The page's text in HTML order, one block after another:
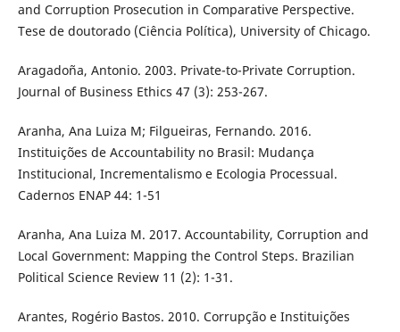
and Corruption Prosecution in Comparative Perspective.
Tese de doutorado (Ciência Política), University of Chicago.
Aragadoña, Antonio. 2003. Private-to-Private Corruption.
Journal of Business Ethics 47 (3): 253-267.
Aranha, Ana Luiza M; Filgueiras, Fernando. 2016.
Instituições de Accountability no Brasil: Mudança
Institucional, Incrementalismo e Ecologia Processual.
Cadernos ENAP 44: 1-51
Aranha, Ana Luiza M. 2017. Accountability, Corruption and
Local Government: Mapping the Control Steps. Brazilian
Political Science Review 11 (2): 1-31.
Arantes, Rogério Bastos. 2010. Corrupção e Instituições